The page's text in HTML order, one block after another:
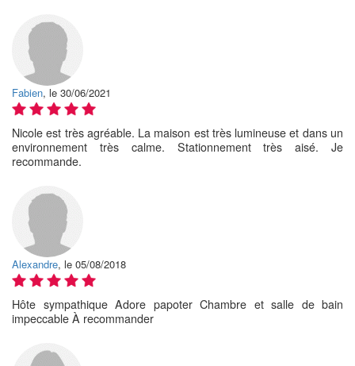
Fabien, le 30/06/2021
Nicole est très agréable. La maison est très lumineuse et dans un
environnement très calme. Stationnement très aisé. Je
recommande.
Alexandre, le 05/08/2018
Hôte sympathique Adore papoter Chambre et salle de bain
impeccable À recommander